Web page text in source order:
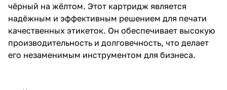
чёрный на жёлтом. Этот картридж является
надёжным и эффективным решением для печати
качественных этикеток. Он обеспечивает высокую
производительность и долговечность, что делает
его незаменимым инструментом для бизнеса.